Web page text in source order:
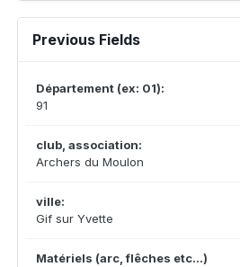
Previous Fields
Département (ex: 01):
91
club, association:
Archers du Moulon
ville:
Gif sur Yvette
Matériels (arc, flêches etc...)